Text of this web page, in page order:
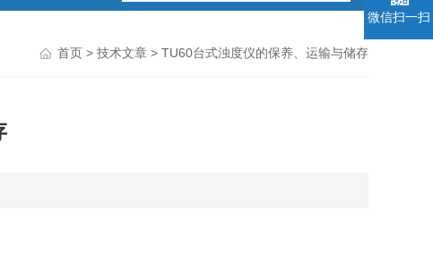
首页 > 技术文章 > TU60台式浊度仪的保养、运输与储存
微信扫一扫